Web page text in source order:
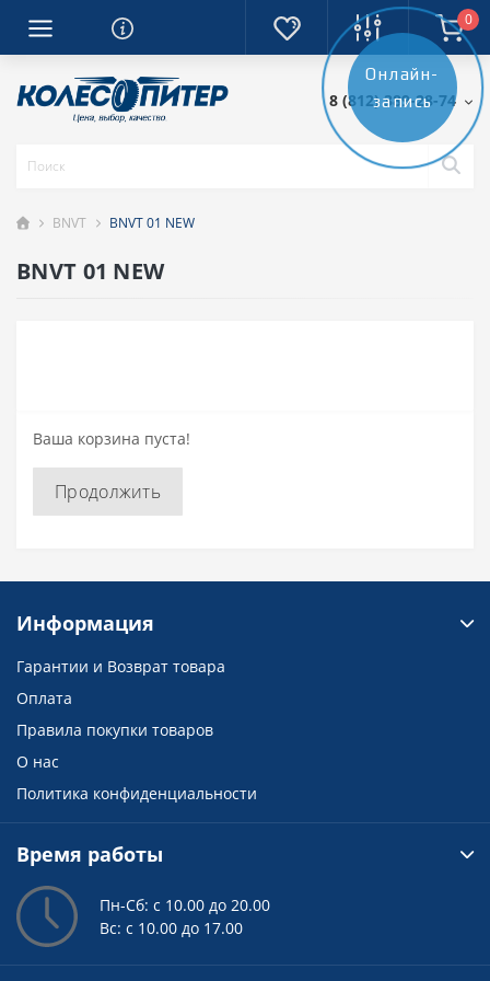
0
8 (812) 389-28-74
BNVT BNVT 01 NEW
BNVT 01 NEW
Ваша корзина пуста!
Продолжить
Онлайн-
запись
Информация
Гарантии и Возврат товара
Оплата
Правила покупки товаров
О нас
Политика конфиденциальности
Время работы
Пн-Сб: с 10.00 до 20.00
Вс: с 10.00 до 17.00